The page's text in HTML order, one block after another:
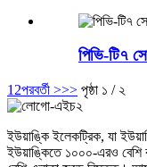
পিভি-টি৭
1 2পরবর্তী >>> পৃষ্ঠা ১ / ২
ইউয়াঙ্কি ইলেকট্রিক, যা
ইউয়াঙ্কিতে ১০০০-এরও বেশি